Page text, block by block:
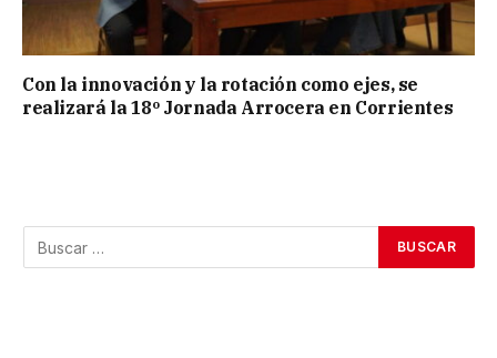
Con la innovación y la rotación como ejes, se
realizará la 18º Jornada Arrocera en Corrientes